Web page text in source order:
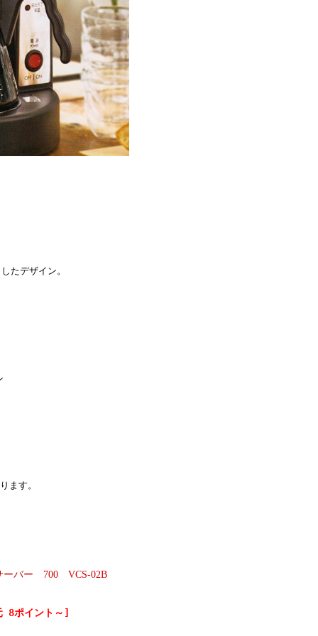
たデザイン。
ます。
バー 700 VCS-02B
8ポイント～]